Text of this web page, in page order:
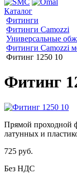
Каталог
Фитинги
Фитинги Camozzi
Универсальные
Фитинги Camozzi
Фитинг 1250 10
Фитинг
Прямой проходной
латунных и
725 руб.
Без НДС